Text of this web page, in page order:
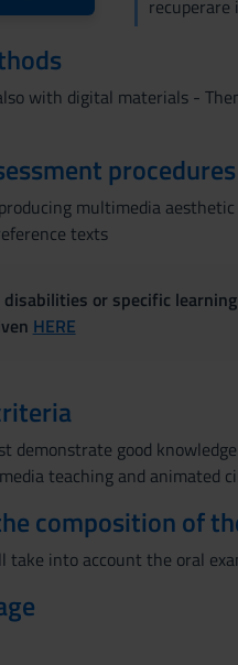
recuperare
with digital materials -
procedures
multimedia
texts
or specific
HERE
demonstrate good
teaching and animated
composition of
take into account the oral